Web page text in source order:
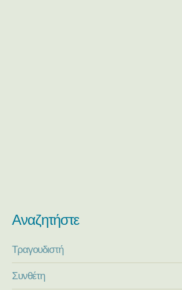
Αναζητήστε
Τραγουδιστή
Συνθέτη